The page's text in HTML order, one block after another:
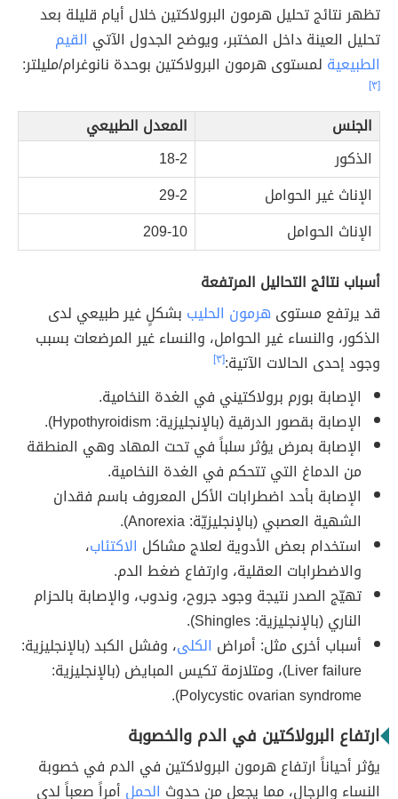
تظهر نتائج تحليل هرمون البرولاكتين خلال أيام قليلة بعد
تحليل العينة داخل المختبر، ويوضح الجدول الآتي القيم
الطبيعية لمستوى هرمون البرولاكتين بوحدة نانوغرام/مليلتر:
[٣]
الجنس
المعدل الطبيعي
الذكور
18-2
الإناث غير الحوامل
29-2
الإناث الحوامل
209-10
أسباب نتائج التحاليل المرتفعة
قد يرتفع مستوى هرمون الحليب بشكلٍ غير طبيعي لدى
الذكور، والنساء غير الحوامل، والنساء غير المرضعات بسبب
وجود إحدى الحالات الآتية:[٣]
الإصابة بورم برولاكتيني في الغدة النخامية.
الإصابة بقصور الدرقية (بالإنجليزية: Hypothyroidism).
الإصابة بمرض يؤثر سلباً في تحت المهاد وهي المنطقة
من الدماغ التي تتحكم في الغدة النخامية.
الإصابة بأحد اضطرابات الأكل المعروف باسم فقدان
الشهية العصبي (بالإنجليزيّة: Anorexia).
استخدام بعض الأدوية لعلاج مشاكل الاكتئاب،
والاضطرابات العقلية، وارتفاع ضغط الدم.
تهيّج الصدر نتيجة وجود جروح، وندوب، والإصابة بالحزام
الناري (بالإنجليزية: Shingles).
أسباب أخرى مثل: أمراض الكلى، وفشل الكبد (بالإنجليزية:
Liver failure)، ومتلازمة تكيس المبايض (بالإنجليزية:
Polycystic ovarian syndrome).
ارتفاع البرولاكتين في الدم والخصوبة
يؤثر أحياناً ارتفاع هرمون البرولاكتين في الدم في خصوبة
النساء والرجال، مما يجعل من حدوث الحمل أمراً صعباً لدى